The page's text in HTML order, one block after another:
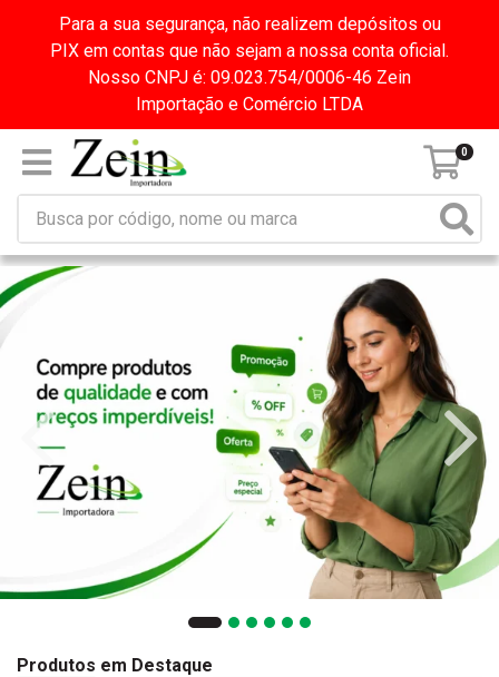
Para a sua segurança, não realizem depósitos ou
PIX em contas que não sejam a nossa conta oficial.
Nosso CNPJ é: 09.023.754/0006-46 Zein
Importação e Comércio LTDA
0
Produtos em Destaque